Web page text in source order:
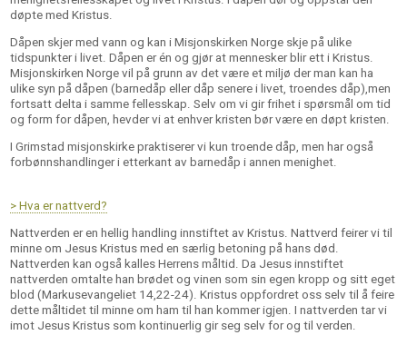
døpte med Kristus.
Dåpen skjer med vann og kan i Misjonskirken Norge skje på ulike
tidspunkter i livet. Dåpen er én og gjør at mennesker blir ett i Kristus.
Misjonskirken Norge vil på grunn av det være et miljø der man kan ha
ulike syn på dåpen (barnedåp eller dåp senere i livet, troendes dåp),men
fortsatt delta i samme fellesskap. Selv om vi gir frihet i spørsmål om tid
og form for dåpen, hevder vi at enhver kristen bør være en døpt kristen.
I Grimstad misjonskirke praktiserer vi kun troende dåp, men har også
forbønnshandlinger i etterkant av barnedåp i annen menighet.
> Hva er nattverd?
Nattverden er en hellig handling innstiftet av Kristus. Nattverd feirer vi til
minne om Jesus Kristus med en særlig betoning på hans død.
Nattverden kan også kalles Herrens måltid. Da Jesus innstiftet
nattverden omtalte han brødet og vinen som sin egen kropp og sitt eget
blod (Markusevangeliet 14,22-24). Kristus oppfordret oss selv til å feire
dette måltidet til minne om ham til han kommer igjen. I nattverden tar vi
imot Jesus Kristus som kontinuerlig gir seg selv for og til verden.